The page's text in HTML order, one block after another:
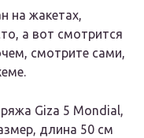
на жакетах,
а вот смотрится
смотрите сами,
Giza 5 Mondial,
длина 50 см